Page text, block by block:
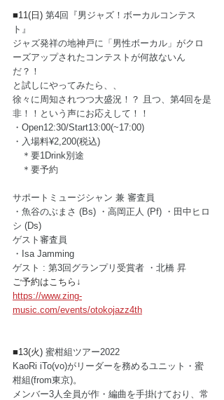
■11(日) 第4回『男ジャズ！ボーカルコンテス
ト』
ジャズ発祥の地神戸に「男性ボーカル」がクロ
ーズアップされたコンテストが何故ないん
だ？！
と試しにやってみたら、、
徐々に周知されつつ大盛況！？ 且つ、第4回を是
非！！という声にお応えして！！
・Open12:30/Start13:00(~17:00)
・入場料¥2,200(税込)
＊要1Drink別途
＊要予約
サポートミュージシャン 兼 審査員
・魚谷のぶまさ (Bs) ・高岡正人 (Pf) ・田中ヒロ
シ (Ds)
ゲスト審査員
・Isa Jamming
ゲスト : 第3回グランプリ受賞者 ・北橋 昇
ご予約はこちら↓
https://www.zing-
music.com/events/otokojazz4th
■13(火) 蜜柑組ツアー2022
KaoRi iTo(vo)がリーダーを務めるユニット・蜜
柑組(from東京)。
メンバー3人全員が作・編曲を手掛けており、常